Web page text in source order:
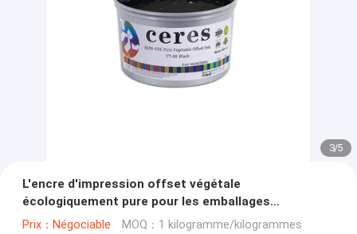
3/5
L'encre d'impression offset végétale
écologiquement pure pour les emballages
alimentaires
Prix：Négociable MOQ：1 kilogramme/kilogrammes